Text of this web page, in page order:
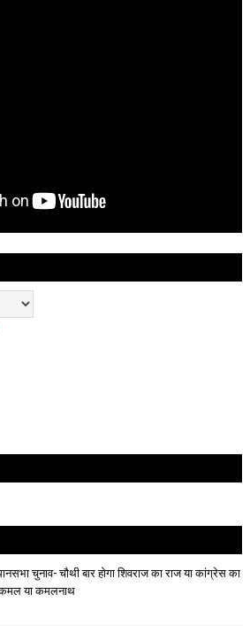
चुनाव- चौथी बार होगा शिवराज का राज या कांग्रेस का
या कमलनाथ